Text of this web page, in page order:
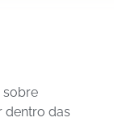
sobre
dentro das